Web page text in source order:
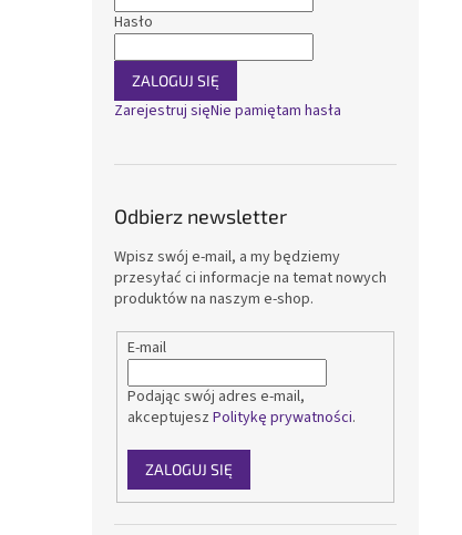
Hasło
ZALOGUJ SIĘ
Zarejestruj sięNie pamiętam hasła
Odbierz newsletter
Wpisz swój e-mail, a my będziemy
przesyłać ci informacje na temat nowych
produktów na naszym e-shop.
E-mail
Podając swój adres e-mail,
akceptujesz Politykę prywatności.
ZALOGUJ SIĘ